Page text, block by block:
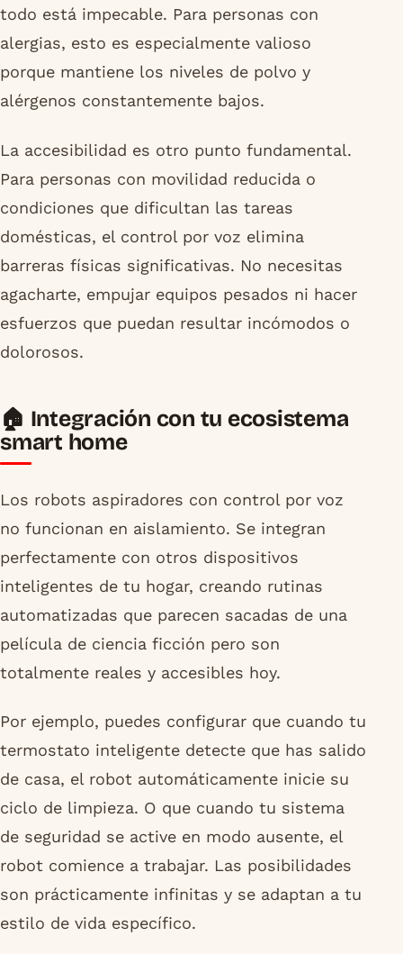
todo está impecable. Para personas con
alergias, esto es especialmente valioso
porque mantiene los niveles de polvo y
alérgenos constantemente bajos.
La accesibilidad es otro punto fundamental.
Para personas con movilidad reducida o
condiciones que dificultan las tareas
domésticas, el control por voz elimina
barreras físicas significativas. No necesitas
agacharte, empujar equipos pesados ni hacer
esfuerzos que puedan resultar incómodos o
dolorosos.
🏠 Integración con tu ecosistema
smart home
Los robots aspiradores con control por voz
no funcionan en aislamiento. Se integran
perfectamente con otros dispositivos
inteligentes de tu hogar, creando rutinas
automatizadas que parecen sacadas de una
película de ciencia ficción pero son
totalmente reales y accesibles hoy.
Por ejemplo, puedes configurar que cuando tu
termostato inteligente detecte que has salido
de casa, el robot automáticamente inicie su
ciclo de limpieza. O que cuando tu sistema
de seguridad se active en modo ausente, el
robot comience a trabajar. Las posibilidades
son prácticamente infinitas y se adaptan a tu
estilo de vida específico.